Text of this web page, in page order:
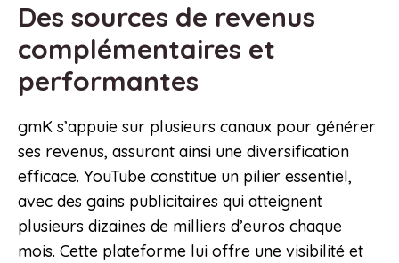
Des sources de revenus
complémentaires et
performantes
gmK s’appuie sur plusieurs canaux pour générer
ses revenus, assurant ainsi une diversification
efficace. YouTube constitue un pilier essentiel,
avec des gains publicitaires qui atteignent
plusieurs dizaines de milliers d’euros chaque
mois. Cette plateforme lui offre une visibilité et